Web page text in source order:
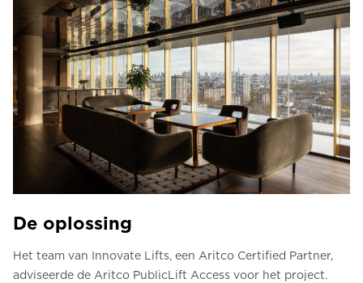
De oplossing
Het team van Innovate Lifts, een Aritco Certified Partner,
adviseerde de Aritco PublicLift Access voor het project.